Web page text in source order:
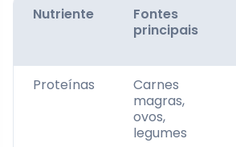
Nutriente
Fontes
principais
Proteínas
Carnes
magras,
ovos,
legumes